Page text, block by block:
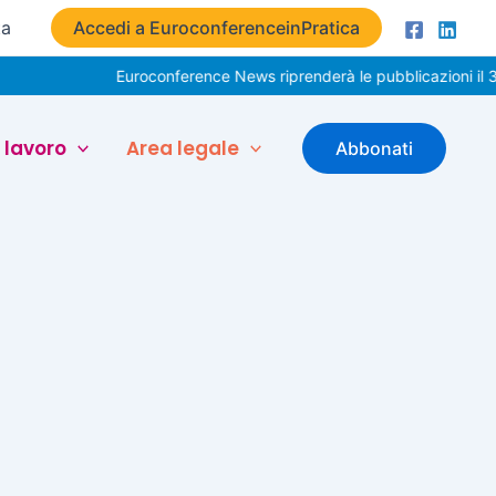
Accedi a EuroconferenceinPratica
Euroconference News riprenderà le pubblicazioni il
lavoro Area legale Abbonati